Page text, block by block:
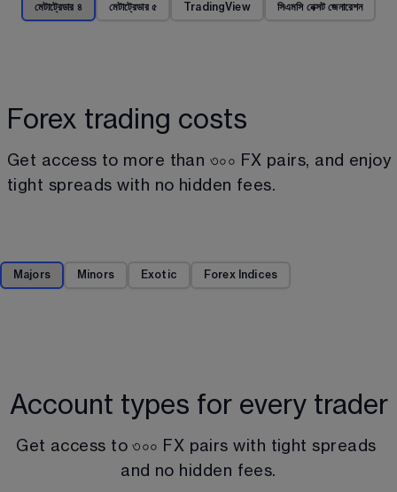
মেটাট্রেডার ৪ মেটাট্রেডার ৫ TradingView সিএমসি নেক্সট জেনারেশন
Forex trading costs
Get access to more than ৩০০ FX pairs, and enjoy
tight spreads with no hidden fees.
Majors Minors Exotic Forex Indices
Account types for every trader
Get access to ৩০০ FX pairs with tight spreads
and no hidden fees.